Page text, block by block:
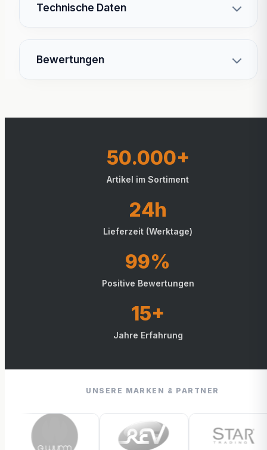
Technische Daten
Bewertungen
50.000+
Artikel im Sortiment
24h
Lieferzeit (Werktage)
99%
Positive Bewertungen
15+
Jahre Erfahrung
UNSERE MARKEN & PARTNER